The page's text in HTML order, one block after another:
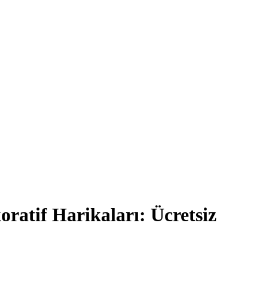
Harikaları: Ücretsiz